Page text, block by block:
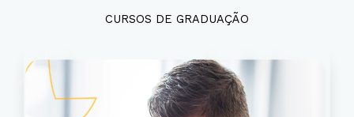
CURSOS DE GRADUAÇÃO